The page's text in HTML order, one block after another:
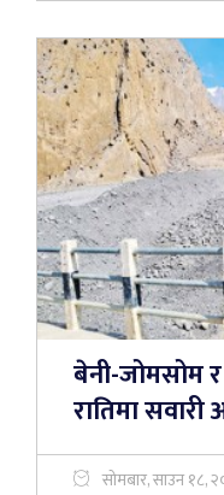
बेनी-जोमसोम
रातिमा
सोमबार, साउन १८,